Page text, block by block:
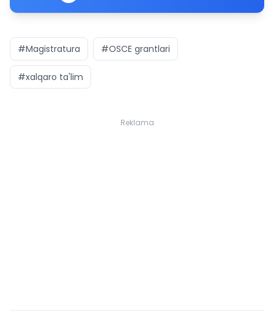
#Magistratura #OSCE grantlari
#xalqaro ta'lim
Reklama